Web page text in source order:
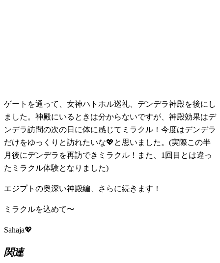
ゲートを通って、女神ハトホル巡礼、デンデラ神殿を後にし
ました。神殿にいるときは分からないですが、神殿効果はデ
ンデラ訪問の次の日に体に感じてミラクル！今度はデンデラ
だけをゆっくりと訪れたいな💖と思いました。(実際この半
月後にデンデラを再訪できミラクル！また、1回目とは違っ
たミラクル体験となりました)
エジプトの奥深い神殿編、さらに続きます！
ミラクルを込めて〜
Sahaja💖
関連